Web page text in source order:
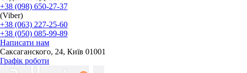
+38 (098) 650-27-37
(Viber)
+38 (063) 227-25-60
+38 (050) 085-99-89
Написати нам
Саксаганского, 24, Київ 01001
Графік роботи